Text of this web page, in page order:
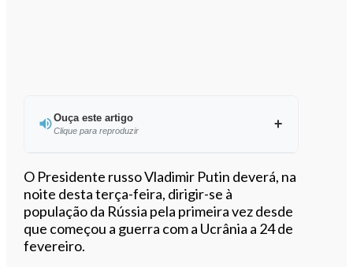
Ouça este artigo
Clique para reproduzir
Ouvir este artigo
O Presidente russo Vladimir Putin deverá, na
noite desta terça-feira, dirigir-se à
população da Rússia pela primeira vez desde
que começou a guerra com a Ucrânia a 24 de
fevereiro.